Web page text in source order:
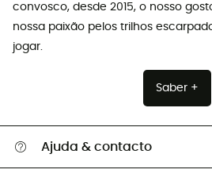
convosco, desde 2015, o nosso
nossa paixão pelos trilhos
jogar.
Saber +
Ajuda & contacto